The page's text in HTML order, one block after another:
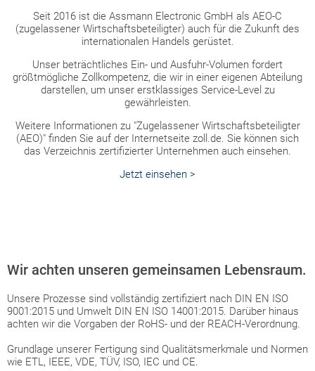
Seit 2016 ist die Assmann Electronic GmbH als AEO-C
(zugelassener Wirtschaftsbeteiligter) auch für die Zukunft des
internationalen Handels gerüstet.
Unser beträchtliches Ein- und Ausfuhr-Volumen fordert
größtmögliche Zollkompetenz, die wir in einer eigenen Abteilung
darstellen, um unser erstklassiges Service-Level zu
gewährleisten.
Weitere Informationen zu "Zugelassener Wirtschaftsbeteiligter
(AEO)" finden Sie auf der Internetseite zoll.de. Sie können sich
das Verzeichnis zertifizierter Unternehmen auch einsehen.
Jetzt einsehen >
Wir achten unseren gemeinsamen Lebensraum.
Unsere Prozesse sind vollständig zertifiziert nach DIN EN ISO
9001:2015 und Umwelt DIN EN ISO 14001:2015. Darüber hinaus
achten wir die Vorgaben der RoHS- und der REACH-Verordnung.
Grundlage unserer Fertigung sind Qualitätsmerkmale und Normen
wie ETL, IEEE, VDE, TÜV, ISO, IEC und CE.